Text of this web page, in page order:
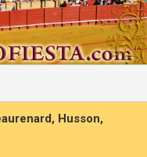
Husson,